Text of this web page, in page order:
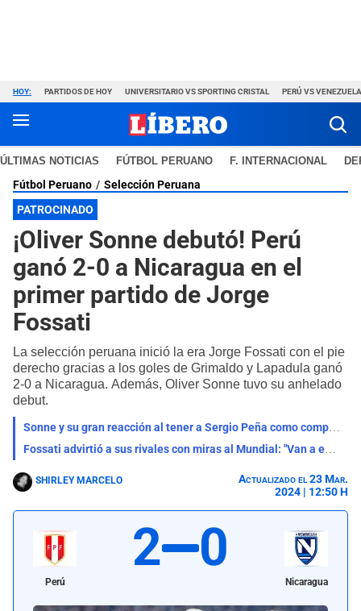
HOY: PARTIDOS DE HOY UNIVERSITARIO VS SPORTING CRISTAL PERÚ VS VENEZUELA
ÚLTIMAS NOTICIAS FÚTBOL PERUANO F. INTERNACIONAL
Fútbol Peruano
Selección Peruana
PATROCINADO
¡Oliver Sonne debutó! Perú
ganó 2-0 a Nicaragua en el
primer partido de Jorge
Fossati
La selección peruana inició la era Jorge Fossati con el pie
derecho gracias a los goles de Grimaldo y Lapadula ganó
2-0 a Nicaragua. Además, Oliver Sonne tuvo su anhelado
debut.
Sonne y su gran reacción al tener a Sergio Peña como compañero en entrenamientos - VIDEO
Fossati advirtió a sus rivales con miras al Mundial: "Van a enfrentar a un Perú muy duro"
SHIRLEY MARCELO
Actualizado el 23 Mar.
2024 | 12:50 H
Perú
2 0
Nicaragua